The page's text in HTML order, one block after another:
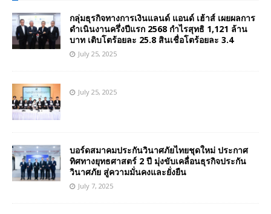
กลุ่มธุรกิจทางการเงินแลนด์ แอนด์ เฮ้าส์ เผยผลการ
ดำเนินงานครึ่งปีแรก 2568 กำไรสุทธิ 1,121 ล้าน
บาท เติบโตร้อยละ 25.8 สินเชื่อโตร้อยละ 3.4
July 25, 2025
July 25, 2025
บอร์ดสมาคมประกันวินาศภัยไทยชุดใหม่ ประกาศ
ทิศทางยุทธศาสตร์ 2 ปี มุ่งขับเคลื่อนธุรกิจประกัน
วินาศภัย สู่ความมั่นคงและยั่งยืน
July 7, 2025